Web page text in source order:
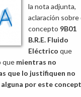
la nota adjunta,
aclaración sobre
concepto 9B01
B.R.E. Fluido
Eléctrico que
que mientras no
que lo justifiquen no
por este